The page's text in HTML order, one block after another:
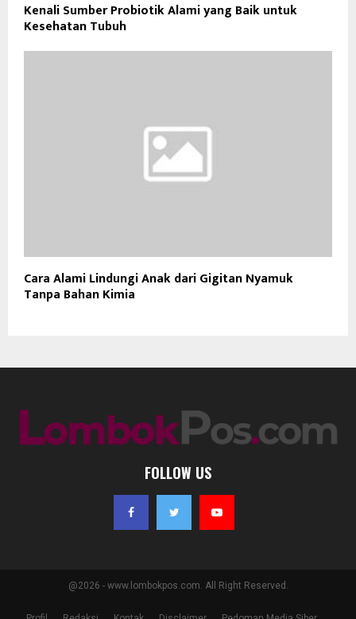
Kenali Sumber Probiotik Alami yang Baik untuk
Kesehatan Tubuh
Cara Alami Lindungi Anak dari Gigitan Nyamuk
Tanpa Bahan Kimia
FOLLOW US
@2026 - www.lombokpos.com. All Right Reserved.